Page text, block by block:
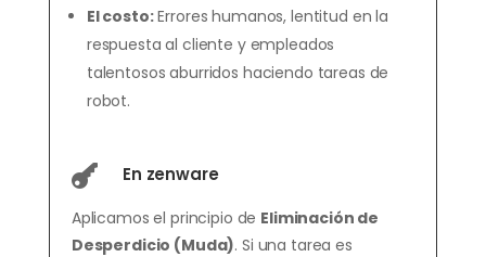
El costo:Errores humanos, lentitud en la
respuesta al cliente y empleados
talentosos aburridos haciendo tareas de
robot.
 En zenware
Aplicamos el principio de Eliminación de
Desperdicio (Muda). Si una tarea es